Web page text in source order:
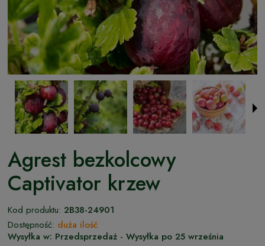
Agrest bezkolcowy
Captivator krzew
Kod produktu: 2B38-24901
Dostępność: duża ilość
Wysyłka w: Przedsprzedaż - Wysyłka po 25 września